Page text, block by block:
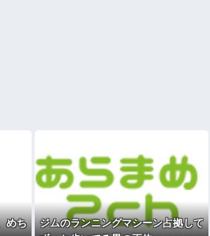
めち
ジムのランニングマシーン占拠して